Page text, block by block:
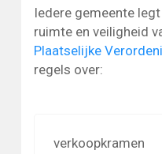
Iedere gemeente
ruimte en veiligheid
Plaatselijke
regels over:
verkoopkramen